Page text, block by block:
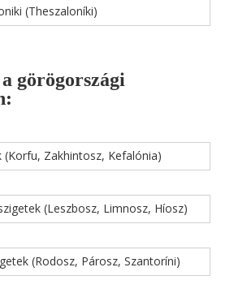
(Theszaloníki)
görögországi
(Korfu, Zakhintosz, Kefalónia)
(Leszbosz, Limnosz, Híosz)
(Rodosz, Párosz, Szantoríni)